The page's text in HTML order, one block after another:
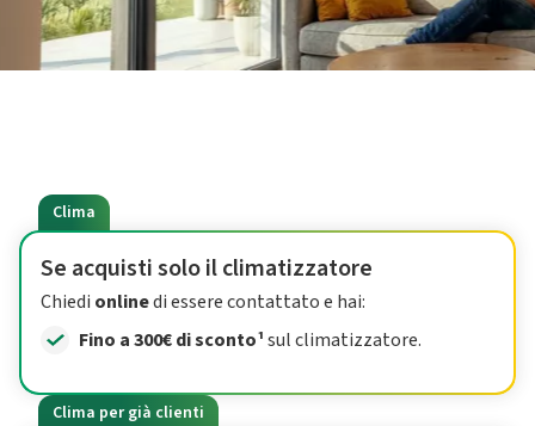
Clima
Se acquisti solo il climatizzatore
Chiedi onlinedi essere contattato e hai:
Fino a 300€ di sconto¹sul climatizzatore.
Clima per già clienti